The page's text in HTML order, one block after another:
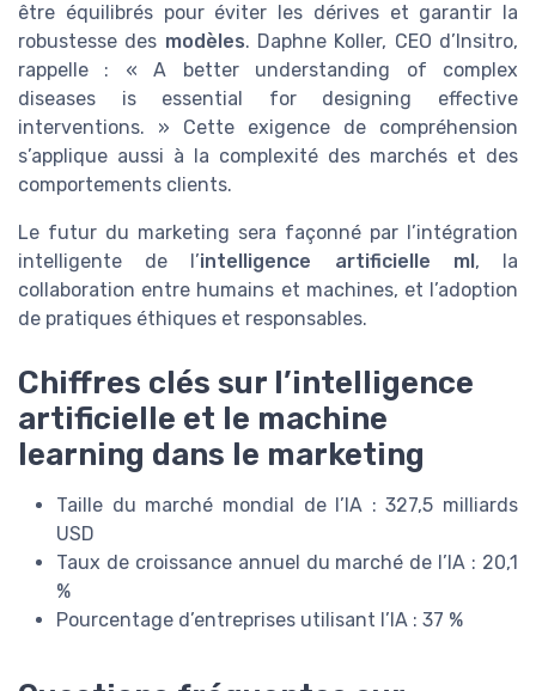
être équilibrés pour éviter les dérives et garantir la
robustesse des modèles. Daphne Koller, CEO d’Insitro,
rappelle : « A better understanding of complex
diseases is essential for designing effective
interventions. » Cette exigence de compréhension
s’applique aussi à la complexité des marchés et des
comportements clients.
Le futur du marketing sera façonné par l’intégration
intelligente de l’intelligence artificielle ml , la
collaboration entre humains et machines, et l’adoption
de pratiques éthiques et responsables.
Chiffres clés sur l’intelligence
artificielle et le machine
learning dans le marketing
Taille du marché mondial de l’IA : 327,5 milliards
USD
Taux de croissance annuel du marché de l’IA : 20,1
%
Pourcentage d’entreprises utilisant l’IA : 37 %